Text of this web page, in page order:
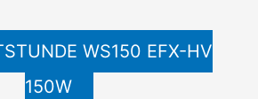
WS150 EFX-HV
150W